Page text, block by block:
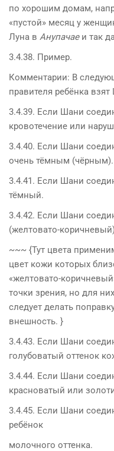
по хорошим домам,
«пустой» месяц у
Луна в Анупачаеи так
3.4.38. Пример.
Комментарии: В
правителя ребёнка
3.4.39. Если Шани
кровотечение или
3.4.40. Если Шани
очень тёмным (чёрным).
3.4.41. Если Шани
тёмный.
3.4.42. Если Шани
(желтовато-
~~~ {Тут цвета
цвет кожи которых
«желтовато-
точки зрения, но для
следует делать
внешность. }
3.4.43. Если Шани
голубоватый оттенок
3.4.44. Если Шани
красноватый или
3.4.45. Если Шани
ребёнок
молочного оттенка.